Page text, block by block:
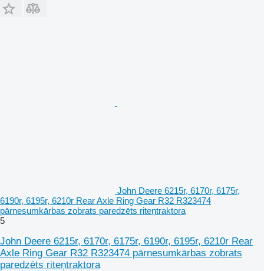
John Deere 6215r, 6170r, 6175r,
6190r, 6195r, 6210r Rear Axle Ring Gear R32 R323474
pārnesumkārbas zobrats paredzēts riteņtraktora
5
John Deere 6215r, 6170r, 6175r, 6190r, 6195r, 6210r Rear
Axle Ring Gear R32 R323474 pārnesumkārbas zobrats
paredzēts riteņtraktora